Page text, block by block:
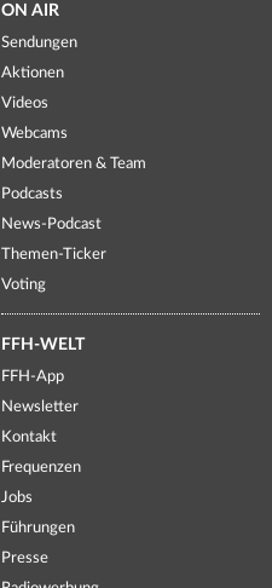
ON AIR
Sendungen
Aktionen
Videos
Webcams
Moderatoren & Team
Podcasts
News-Podcast
Themen-Ticker
Voting
FFH-WELT
FFH-App
Newsletter
Kontakt
Frequenzen
Jobs
Führungen
Presse